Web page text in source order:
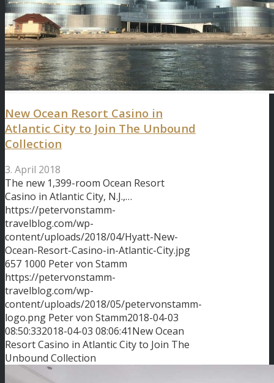
New Ocean Resort Casino in
Atlantic City to Join The Unbound
Collection
3. April 2018
The new 1,399-room Ocean Resort
Casino in Atlantic City, N.J.,…
https://petervonstamm-
travelblog.com/wp-
content/uploads/2018/04/Hyatt-New-
Ocean-Resort-Casino-in-Atlantic-City.jpg
657 1000 Peter von Stamm
https://petervonstamm-
travelblog.com/wp-
content/uploads/2018/05/petervonstamm-
logo.png Peter von Stamm2018-04-03
08:50:332018-04-03 08:06:41New Ocean
Resort Casino in Atlantic City to Join The
Unbound Collection